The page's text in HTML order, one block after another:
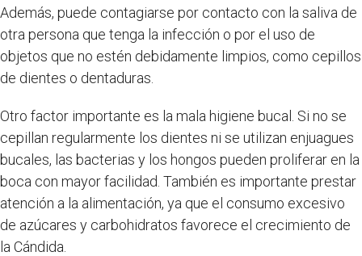
Además, puede contagiarse por contacto con la saliva de
otra persona que tenga la infección o por el uso de
objetos que no estén debidamente limpios, como cepillos
de dientes o dentaduras.
Otro factor importante es la mala higiene bucal. Si no se
cepillan regularmente los dientes ni se utilizan enjuagues
bucales, las bacterias y los hongos pueden proliferar en la
boca con mayor facilidad. También es importante prestar
atención a la alimentación, ya que el consumo excesivo
de azúcares y carbohidratos favorece el crecimiento de
la Cándida.